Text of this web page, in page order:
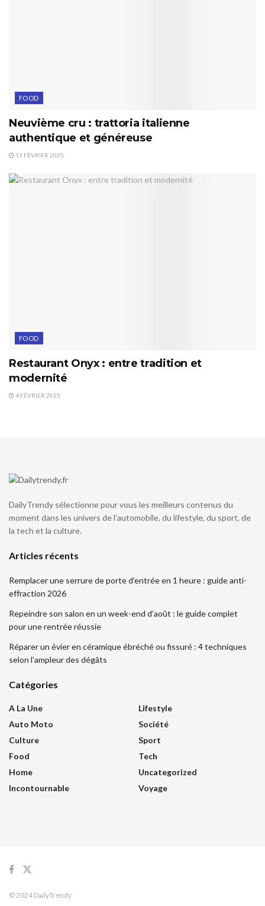
FOOD
Neuvième cru : trattoria italienne
authentique et généreuse
11 FÉVRIER 2025
FOOD
Restaurant Onyx : entre tradition et
modernité
4 FÉVRIER 2025
DailyTrendy sélectionne pour vous les meilleurs contenus du
moment dans les univers de l'automobile, du lifestyle, du sport, de
la tech et la culture.
Articles récents
Remplacer une serrure de porte d’entrée en 1 heure : guide anti-
effraction 2026
Repeindre son salon en un week-end d’août : le guide complet
pour une rentrée réussie
Réparer un évier en céramique ébréché ou fissuré : 4 techniques
selon l’ampleur des dégâts
Catégories
A La Une
Auto Moto
Culture
Food
Home
Incontournable
Lifestyle
Société
Sport
Tech
Uncategorized
Voyage
© 2024 DailyTrendy